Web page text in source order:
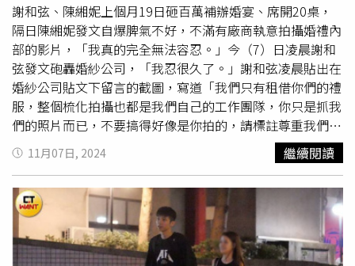
謝和弦、陳緗妮上個月19日砸百萬補辦婚宴、席開20桌，
隔日陳緗妮發文自爆脾氣不好，不滿有廠商執意拍攝婚禮內
部的影片，「我真的完全無法容忍。」今（7）日凌晨謝和
弦發文砲轟婚紗公司，「我忍很久了。」謝和弦凌晨貼出在
婚紗公司貼文下留言的截圖，寫道「我們只有租借你們的禮
服，整個梳化拍攝也都是我們自己的工作團隊，你只是抓我
們的照片而已，不要搞得好像是你拍的，請標註尊重我們的
工作人員，誰跟你是共同作者，感恩哈們。」老婆陳緗妮也
底下留言補充，「我早就已經提示過對方了，很明顯我每次
都被無視了。」陳湘妮表示，拍攝企劃是她本人，但最感謝
的還是所有的工作人員，每一次的作品都是大家的血汗集
結，婚紗公司卻不重視版權，讓她忍無可忍。謝和弦也到該
婚紗公司IG多篇貼文下留言「真的是大爛人」、「請下架不
是你拍的照片，謝謝」，今早婚
紗公司已從版面上撤下謝和
11月07日, 2024 繼續閱讀